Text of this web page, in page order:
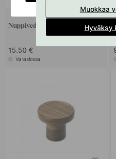
+ VÄRIT
Nuppivedin Piece - Tammi
15.50 €
Varastossa
Muokkaa
Hyväksy